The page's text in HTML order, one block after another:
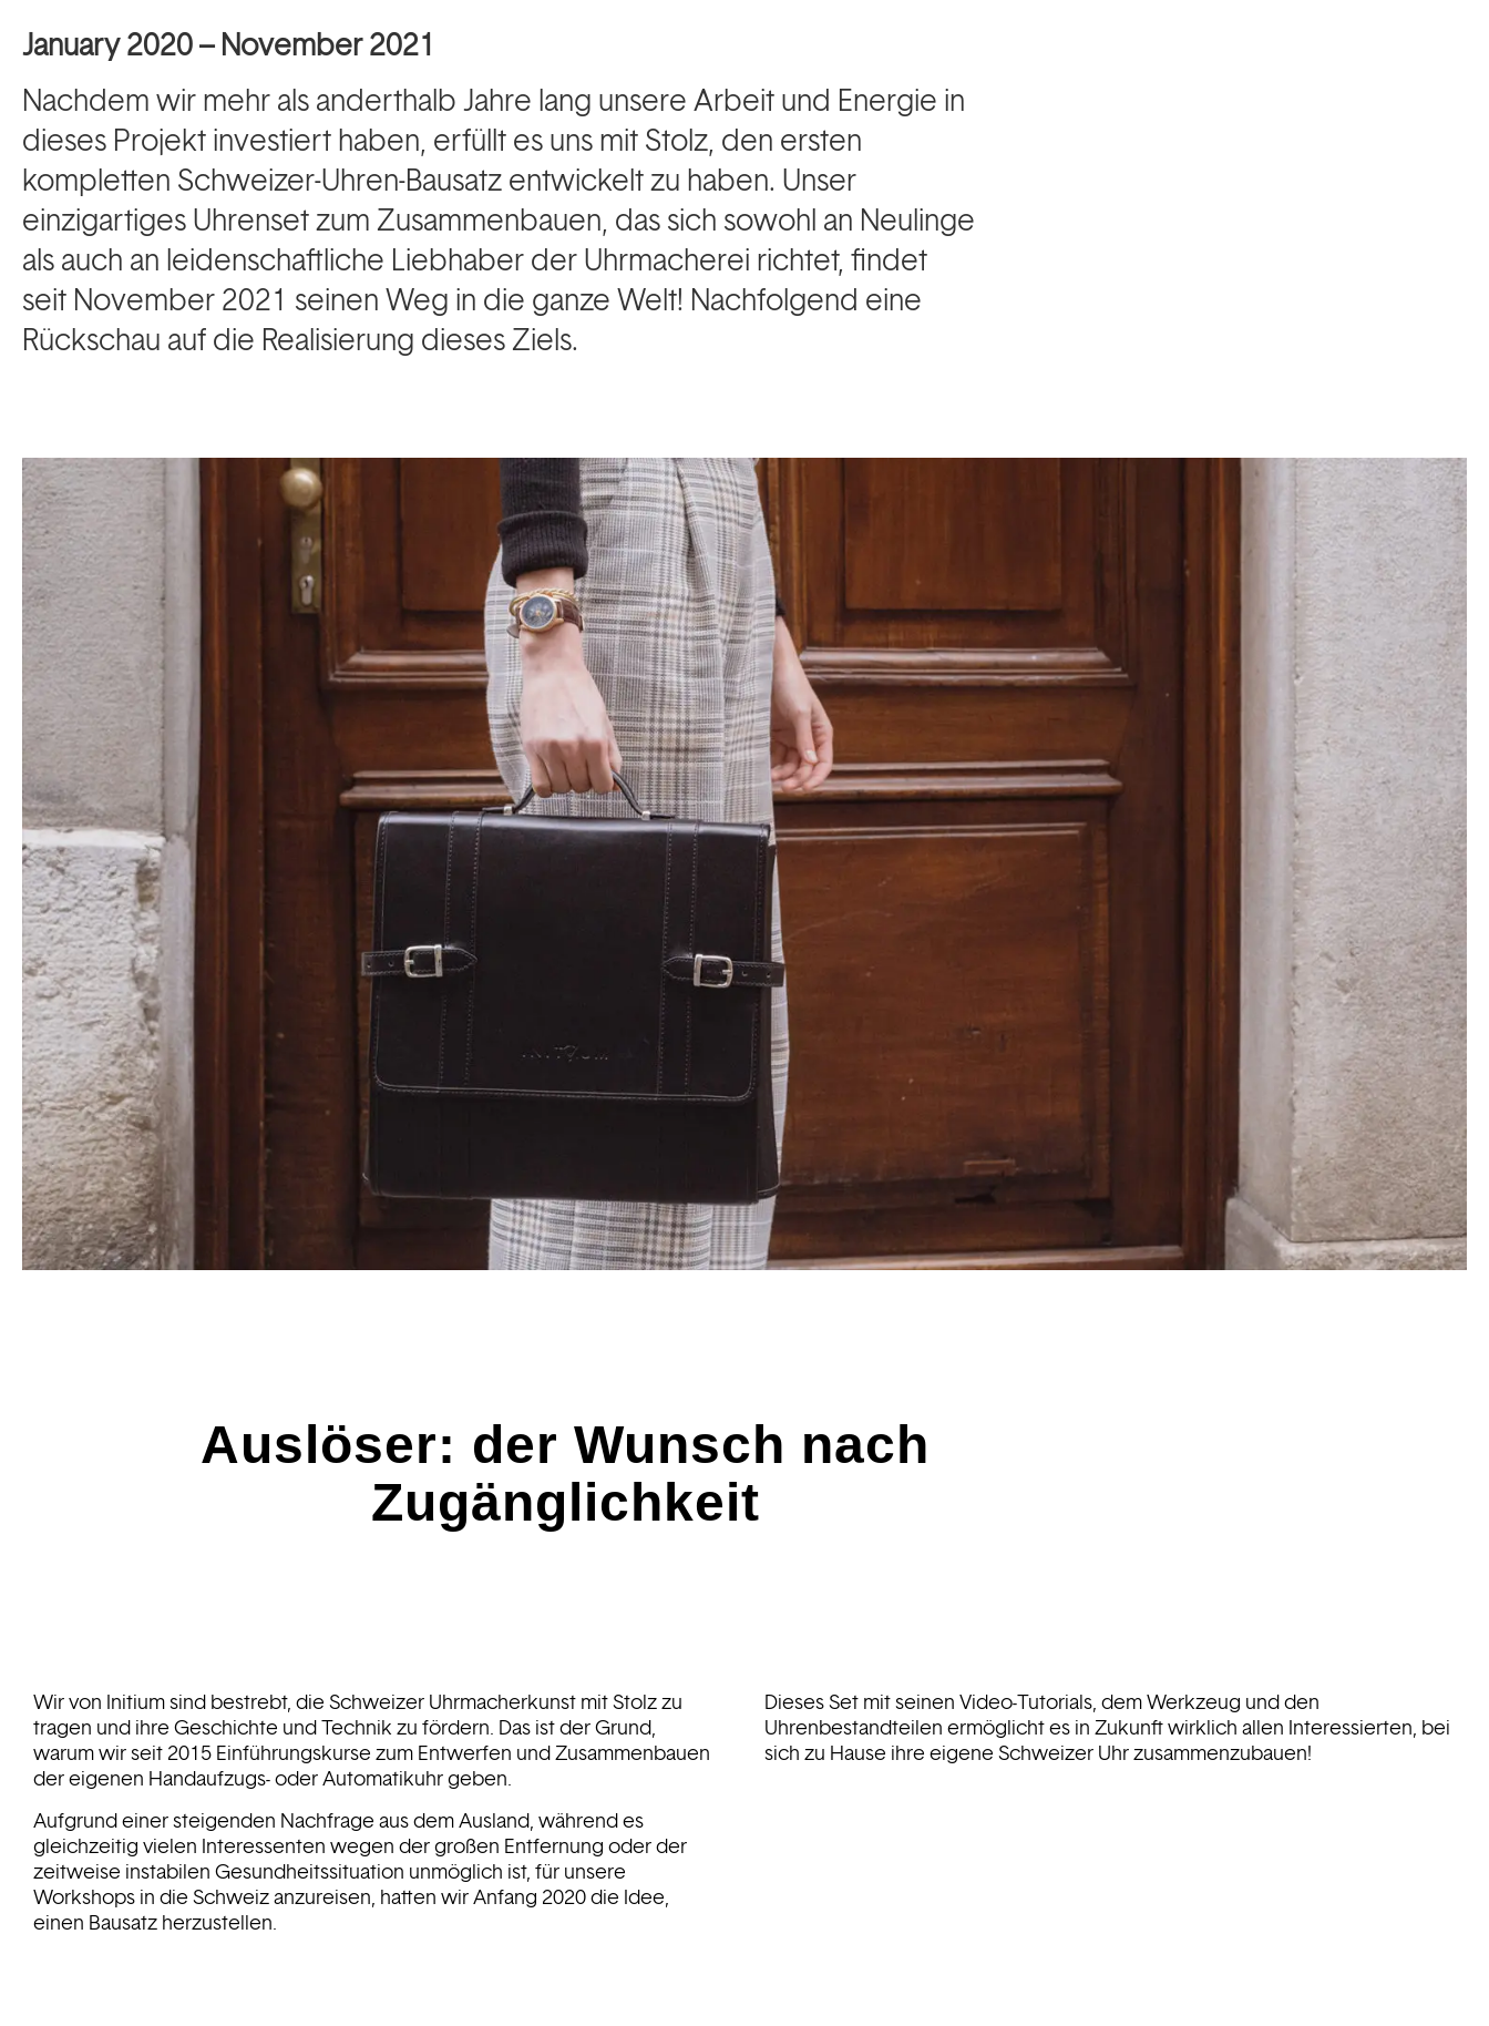
January 2020 – November 2021
Nachdem wir mehr als anderthalb Jahre lang unsere Arbeit und Energie in
dieses Projekt investiert haben, erfüllt es uns mit Stolz, den ersten
kompletten Schweizer-Uhren-Bausatz entwickelt zu haben. Unser
einzigartiges Uhrenset zum Zusammenbauen, das sich sowohl an Neulinge
als auch an leidenschaftliche Liebhaber der Uhrmacherei richtet, findet
seit November 2021 seinen Weg in die ganze Welt! Nachfolgend eine
Rückschau auf die Realisierung dieses Ziels.
Auslöser: der Wunsch nach
Zugänglichkeit
Wir von Initium sind bestrebt, die Schweizer Uhrmacherkunst mit Stolz zu
tragen und ihre Geschichte und Technik zu fördern. Das ist der Grund,
warum wir seit 2015 Einführungskurse zum Entwerfen und Zusammenbauen
der eigenen Handaufzugs- oder Automatikuhr geben.
Aufgrund einer steigenden Nachfrage aus dem Ausland, während es
gleichzeitig vielen Interessenten wegen der großen Entfernung oder der
zeitweise instabilen Gesundheitssituation unmöglich ist, für unsere
Workshops in die Schweiz anzureisen, hatten wir Anfang 2020 die Idee,
einen Bausatz herzustellen.
Dieses Set mit seinen Video-Tutorials, dem Werkzeug und den
Uhrenbestandteilen ermöglicht es in Zukunft wirklich allen Interessierten, bei
sich zu Hause ihre eigene Schweizer Uhr zusammenzubauen!